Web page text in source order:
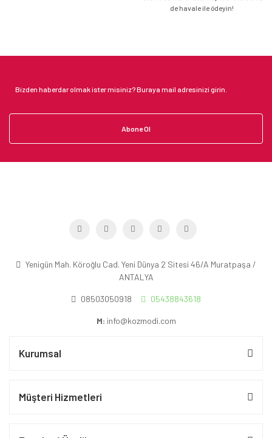
de havale ile ödeyin!
Abone Ol
Yenigün Mah. Köroğlu Cad. Yeni Dünya 2 Sitesi 46/A Muratpaşa /
ANTALYA
08503050918 05438843618
M: info@kozmodi.com
Kurumsal
Müşteri Hizmetleri